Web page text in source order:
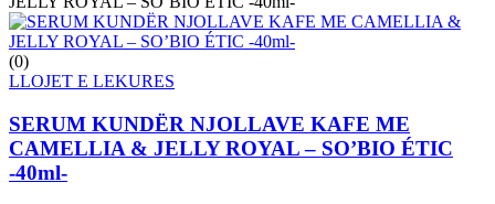
(0)
LLOJET E LEKURES
SERUM KUNDËR NJOLLAVE KAFE ME
CAMELLIA & JELLY ROYAL – SO’BIO ÉTIC
-40ml-